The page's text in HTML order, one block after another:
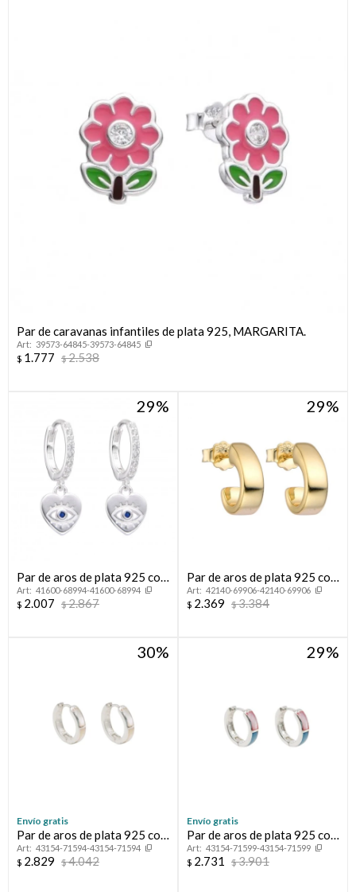
Par de caravanas infantiles de plata 925, MARGARITA.
39573-64845-39573-64845
$ 1.777 $2.538
29
Par de aros de plata 925 con
circonias y dije colgante.
41600-68994-41600-68994
$ 2.007 $2.867
29
Par de aros de plata 925 con
bsño de oro amarillo.
42140-69906-42140-69906
$ 2.369 $3.384
30
Envío gratis
Par de aros de plata 925 con
nácar.43154-71594-43154-71594
$ 2.829 $4.042
29
Envío gratis
Par de aros de plata 925 con
nácar.43154-71599-43154-71599
$ 2.731 $3.901